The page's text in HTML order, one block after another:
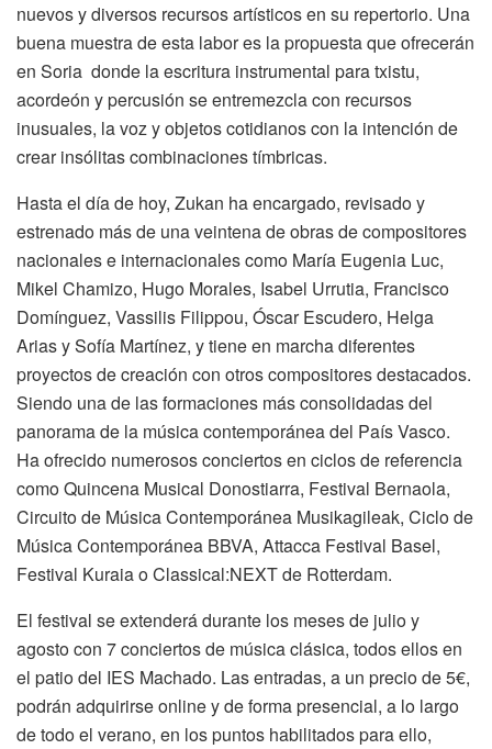
nuevos y diversos recursos artísticos en su repertorio. Una
buena muestra de esta labor es la propuesta que ofrecerán
en Soria donde la escritura instrumental para txistu,
acordeón y percusión se entremezcla con recursos
inusuales, la voz y objetos cotidianos con la intención de
crear insólitas combinaciones tímbricas.
Hasta el día de hoy, Zukan ha encargado, revisado y
estrenado más de una veintena de obras de compositores
nacionales e internacionales como María Eugenia Luc,
Mikel Chamizo, Hugo Morales, Isabel Urrutia, Francisco
Domínguez, Vassilis Filippou, Óscar Escudero, Helga
Arias y Sofía Martínez, y tiene en marcha diferentes
proyectos de creación con otros compositores destacados.
Siendo una de las formaciones más consolidadas del
panorama de la música contemporánea del País Vasco.
Ha ofrecido numerosos conciertos en ciclos de referencia
como Quincena Musical Donostiarra, Festival Bernaola,
Circuito de Música Contemporánea Musikagileak, Ciclo de
Música Contemporánea BBVA, Attacca Festival Basel,
Festival Kuraia o Classical:NEXT de Rotterdam.
El festival se extenderá durante los meses de julio y
agosto con 7 conciertos de música clásica, todos ellos en
el patio del IES Machado. Las entradas, a un precio de 5€,
podrán adquirirse online y de forma presencial, a lo largo
de todo el verano, en los puntos habilitados para ello,